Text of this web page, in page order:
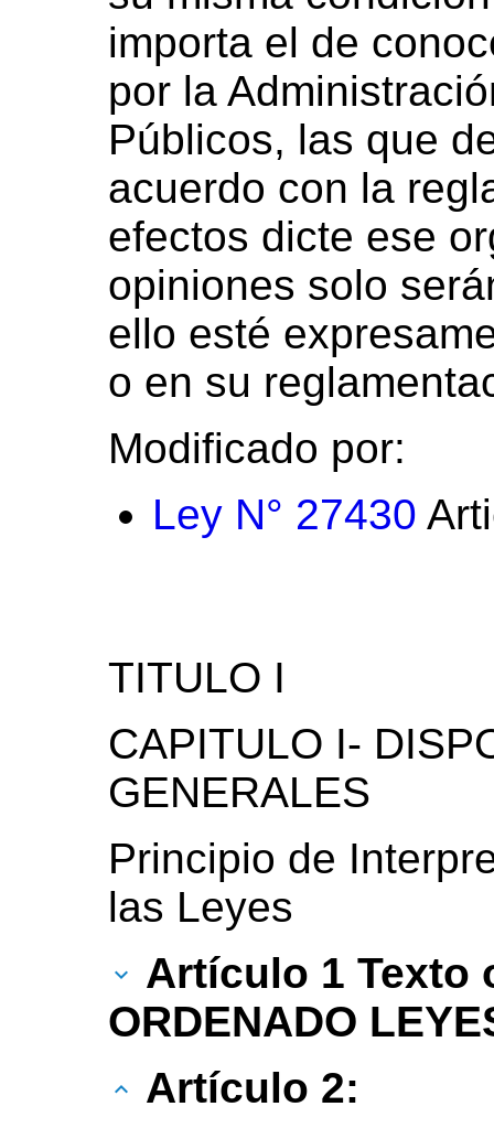
importa el de
por la
Públicos, las que
acuerdo con la
efectos dicte ese
opiniones solo
ello esté
o en su
Modificado por:
Ley N° 27430
TITULO I
CAPITULO I-
GENERALES
Principio de
las Leyes
Artículo 1 Texto
ORDENADO
Artículo 2: